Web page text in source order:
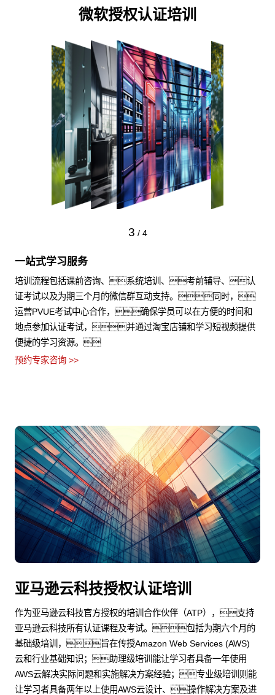
微软授权认证培训
3 / 4
一站式学习服务
培训流程包括课前咨询、系统培训、考前辅导、认
证考试以及为期三个月的微信群互动支持。同时，
运营PVUE考试中心合作，确保学员可以在方便的时间和
地点参加认证考试，并通过淘宝店铺和学习短视频提供
便捷的学习资源。
预约专家咨询 >>
亚马逊云科技授权认证培训
作为亚马逊云科技官方授权的培训合作伙伴（ATP），支持
亚马逊云科技所有认证课程及考试。包括为期六个月的
基础级培训，旨在传授Amazon Web Services (AWS)
云和行业基础知识；助理级培训能让学习者具备一年使用
AWS云解决实际问题和实施解决方案经验；专业级培训则能
让学习者具备两年以上使用AWS云设计、操作解决方案及进